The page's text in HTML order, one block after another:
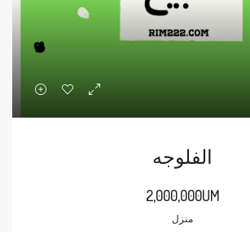
الفلوجه
2,000,000UM
منزل